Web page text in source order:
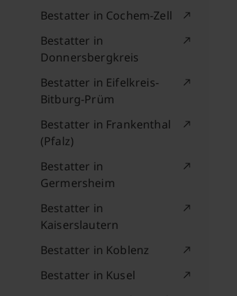
Bestatter in Cochem-Zell
Bestatter in
Donnersbergkreis
Bestatter in Eifelkreis-
Bitburg-Prüm
Bestatter in Frankenthal
(Pfalz)
Bestatter in
Germersheim
Bestatter in
Kaiserslautern
Bestatter in Koblenz
Bestatter in Kusel